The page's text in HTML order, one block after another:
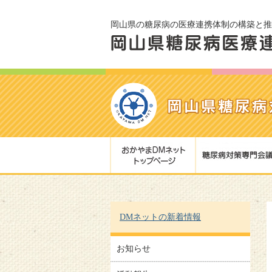
岡山県の糖尿病の医療連携体制の構築と
DMネットの新着情報
お知らせ